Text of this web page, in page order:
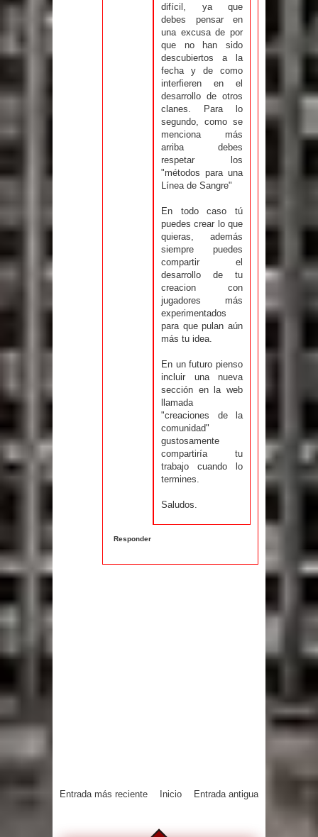
difícil, ya que
debes pensar en
una excusa de por
que no han sido
descubiertos a la
fecha y de como
interfieren en el
desarrollo de otros
clanes. Para lo
segundo, como se
menciona más
arriba debes
respetar los
"métodos para una
Línea de Sangre"
En todo caso tú
puedes crear lo que
quieras, además
siempre puedes
compartir el
desarrollo de tu
creacion con
jugadores más
experimentados
para que pulan aún
más tu idea.
En un futuro pienso
incluir una nueva
sección en la web
llamada
"creaciones de la
comunidad"
gustosamente
compartiría tu
trabajo cuando lo
termines.
Saludos.
Responder
Entrada más reciente Entrada antigua
Inicio